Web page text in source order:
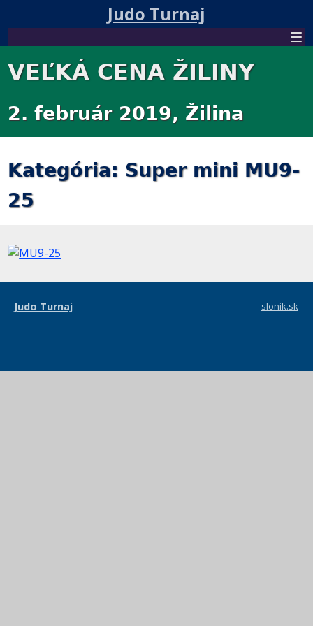
Judo Turnaj
VEĽKÁ CENA ŽILINY
2. február 2019, Žilina
Kategória: Super mini MU9-
25
Judo Turnaj slonik.sk